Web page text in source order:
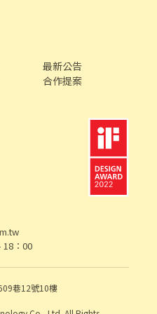
北宜路二段69號1樓 新店民族店
安街85號 新店百忍店 新北市新
屬顧問 Tommy偷米 與您聯繫
】
最新公告
合作提案
18：00
巷12號10樓